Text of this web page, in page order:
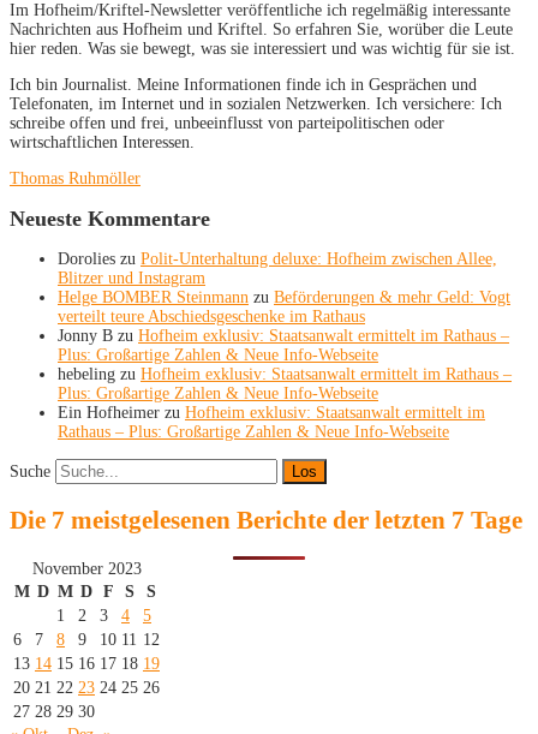
Im Hofheim/Kriftel-Newsletter veröffentliche ich regelmäßig interessante
Nachrichten aus Hofheim und Kriftel. So erfahren Sie, worüber die Leute
hier reden. Was sie bewegt, was sie interessiert und was wichtig für sie ist.
Ich bin Journalist. Meine Informationen finde ich in Gesprächen und
Telefonaten, im Internet und in sozialen Netzwerken. Ich versichere: Ich
schreibe offen und frei, unbeeinflusst von parteipolitischen oder
wirtschaftlichen Interessen.
Thomas Ruhmöller
Neueste Kommentare
Dorolies zu Polit-Unterhaltung deluxe: Hofheim zwischen Allee,
Blitzer und Instagram
Helge BOMBER Steinmann zu Beförderungen & mehr Geld: Vogt
verteilt teure Abschiedsgeschenke im Rathaus
Jonny B zu Hofheim exklusiv: Staatsanwalt ermittelt im Rathaus –
Plus: Großartige Zahlen & Neue Info-Webseite
hebeling zu Hofheim exklusiv: Staatsanwalt ermittelt im Rathaus –
Plus: Großartige Zahlen & Neue Info-Webseite
Ein Hofheimer zu Hofheim exklusiv: Staatsanwalt ermittelt im
Rathaus – Plus: Großartige Zahlen & Neue Info-Webseite
Suche
Die 7 meistgelesenen Berichte der letzten 7 Tage
November 2023
M D M D F S
S
1
2 3 4
5
6
7 8 9 10 11 12
13 14 15 16 17 18 19
20 21 22 23 24 25 26
27 28 29 30